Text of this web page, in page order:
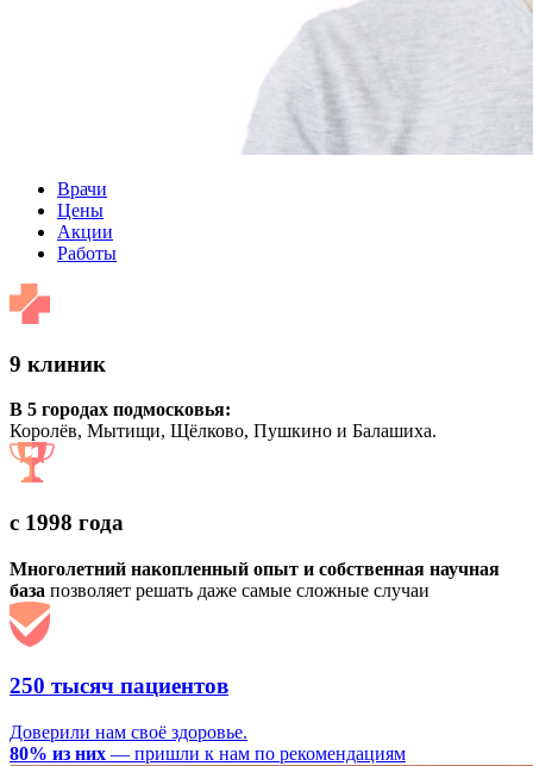
Врачи
Цены
Акции
Работы
9 клиник
В 5 городах подмосковья:
Королёв, Мытищи, Щёлково, Пушкино и Балашиха.
с 1998 года
Многолетний накопленный опыт и собственная научная
база позволяет решать даже самые сложные случаи
250 тысяч пациентов
Доверили нам своё здоровье.
80% из них — пришли к нам по рекомендациям